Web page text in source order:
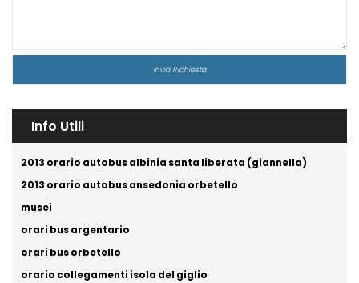
Info Utili
2013 orario autobus albinia santa liberata (giannella)
2013 orario autobus ansedonia orbetello
musei
orari bus argentario
orari bus orbetello
orario collegamenti isola del giglio